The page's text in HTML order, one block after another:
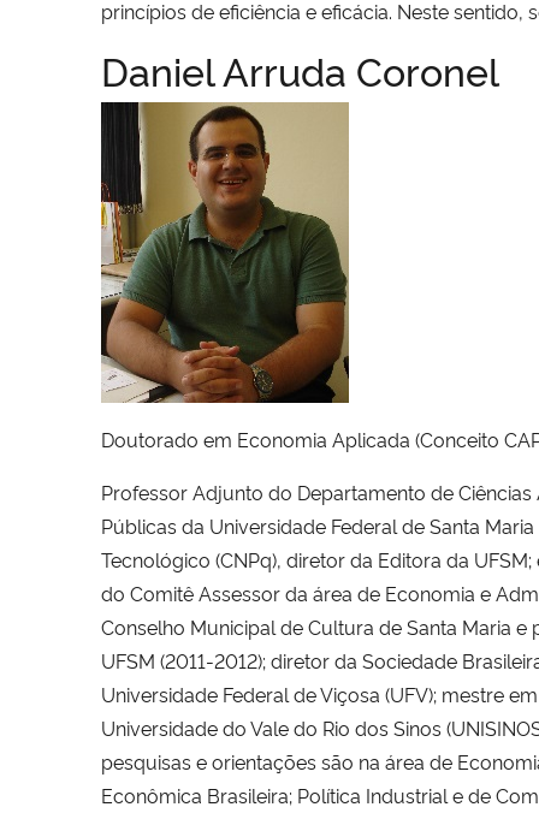
princípios de eficiência e eficácia. Neste
Daniel Arruda Coronel
Doutorado em Economia Aplicada (Conceito
Professor Adjunto do Departamento de
Públicas da Universidade Federal de Santa
Tecnológico (CNPq), diretor da Editora da
do Comitê Assessor da área de Economia e
Conselho Municipal de Cultura de Santa Maria
UFSM (2011-2012); diretor da Sociedade
Universidade Federal de Viçosa (UFV); mestre
Universidade do Vale do Rio dos Sinos
pesquisas e orientações são na área de
Econômica Brasileira; Política Industrial e de